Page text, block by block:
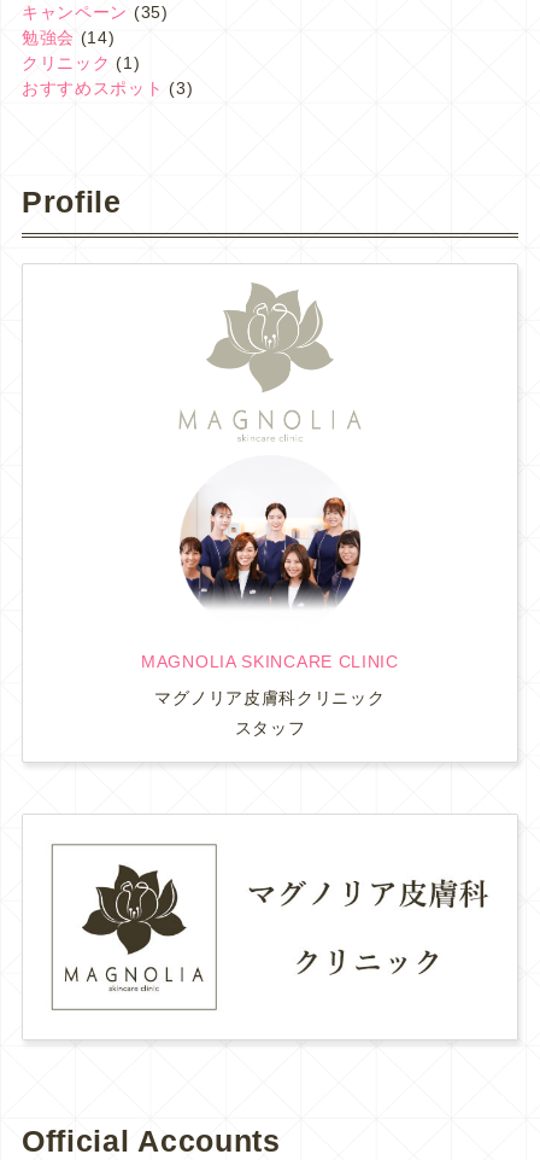
キャンペーン (35)
勉強会 (14)
クリニック (1)
おすすめスポット (3)
Profile
MAGNOLIA SKINCARE CLINIC
マグノリア皮膚科クリニック
スタッフ
Official Accounts